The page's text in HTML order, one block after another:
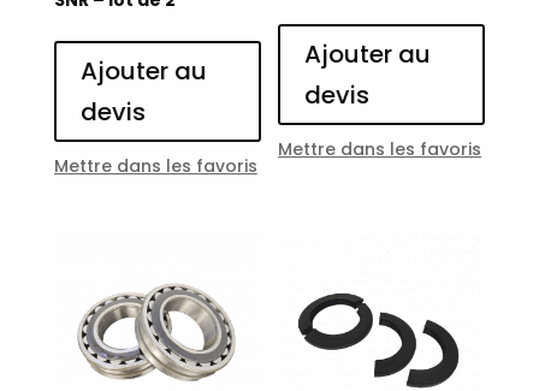
Ajouter au
devis
Mettre dans les favoris
Ajouter au
devis
Mettre dans les favoris